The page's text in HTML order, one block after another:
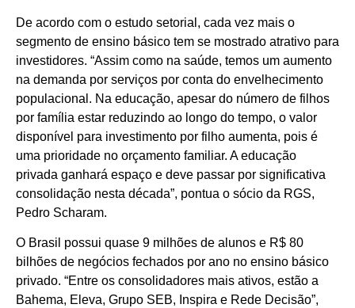
De acordo com o estudo setorial, cada vez mais o
segmento de ensino básico tem se mostrado atrativo para
investidores. “Assim como na saúde, temos um aumento
na demanda por serviços por conta do envelhecimento
populacional. Na educação, apesar do número de filhos
por família estar reduzindo ao longo do tempo, o valor
disponível para investimento por filho aumenta, pois é
uma prioridade no orçamento familiar. A educação
privada ganhará espaço e deve passar por significativa
consolidação nesta década”, pontua o sócio da RGS,
Pedro Scharam.
O Brasil possui quase 9 milhões de alunos e R$ 80
bilhões de negócios fechados por ano no ensino básico
privado. “Entre os consolidadores mais ativos, estão a
Bahema, Eleva, Grupo SEB, Inspira e Rede Decisão”,